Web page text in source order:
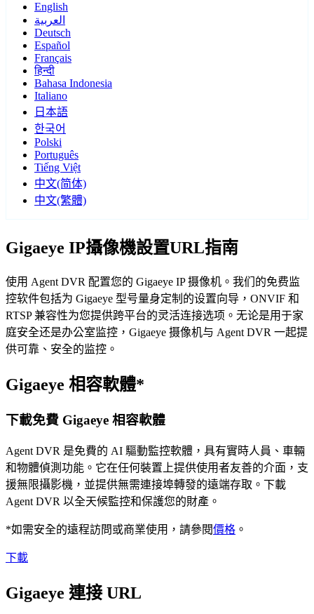
English
العربية
Deutsch
Español
Français
हिन्दी
Bahasa Indonesia
Italiano
日本語
한국어
Polski
Português
Tiếng Việt
中文(简体)
中文(繁體)
Gigaeye IP攝像機設置URL指南
使用 Agent DVR 配置您的 Gigaeye IP 摄像机。我们的免费监
控软件包括为 Gigaeye 型号量身定制的设置向导，ONVIF 和
RTSP 兼容性为您提供跨平台的灵活连接选项。无论是用于家
庭安全还是办公室监控，Gigaeye 摄像机与 Agent DVR 一起提
供可靠、安全的监控。
Gigaeye 相容軟體*
下載免費 Gigaeye 相容軟體
Agent DVR 是免費的 AI 驅動監控軟體，具有實時人員、車輛
和物體偵測功能。它在任何裝置上提供使用者友善的介面，支
援無限攝影機，並提供無需連接埠轉發的遠端存取。下載
Agent DVR 以全天候監控和保護您的財產。
*如需安全的遠程訪問或商業使用，請參閱價格 。
下載
Gigaeye 連接 URL